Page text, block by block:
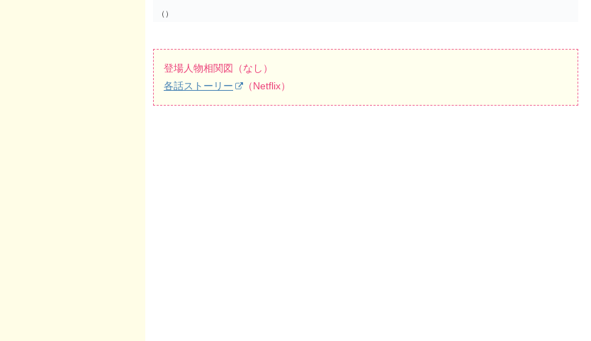
（）
登場人物相関図（なし）
各話ストーリー
（Netflix）